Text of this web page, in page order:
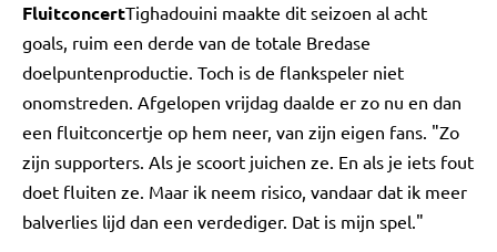
FluitconcertTighadouini maakte dit seizoen al acht
goals, ruim een derde van de totale Bredase
doelpuntenproductie. Toch is de flankspeler niet
onomstreden. Afgelopen vrijdag daalde er zo nu en dan
een fluitconcertje op hem neer, van zijn eigen fans. "Zo
zijn supporters. Als je scoort juichen ze. En als je iets fout
doet fluiten ze. Maar ik neem risico, vandaar dat ik meer
balverlies lijd dan een verdediger. Dat is mijn spel."